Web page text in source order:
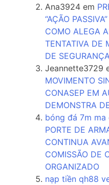
Ana3924 em
“AÇÃO
COMO ALEGA
TENTATIVA DE
DE
Jeannette3729
MOVIMENTO
CONASEP EM
DEMONSTRA
bóng đá 7m ma
PORTE DE
CONTINUA
COMISSÃO DE
ORGANIZADO
nạp tiền qh88